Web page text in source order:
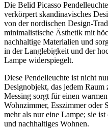
Die Belid Picasso
verkörpert skandinavisches
von der nordischen Design-
minimalistische Ästhetik mit
nachhaltige Materialien und
in der Langlebigkeit und der
Lampe widerspiegelt.
Diese Pendelleuchte ist nicht
Designobjekt, das jedem
Messing sorgt für einen
Wohnzimmer, Esszimmer oder
mehr als nur eine Lampe; sie
und nachhaltiges Wohnen.